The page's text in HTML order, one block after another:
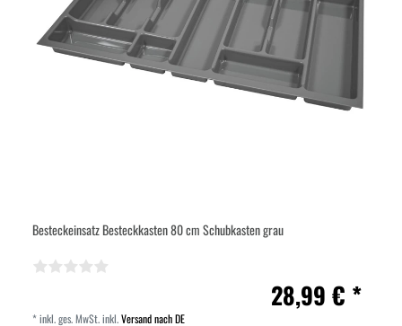
Besteckeinsatz Besteckkasten 80 cm Schubkasten grau
28,99 € *
*inkl. ges. MwSt.inkl.Versand nach DE